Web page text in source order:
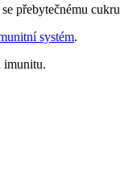
přebytečnému
systém.
imunitu.